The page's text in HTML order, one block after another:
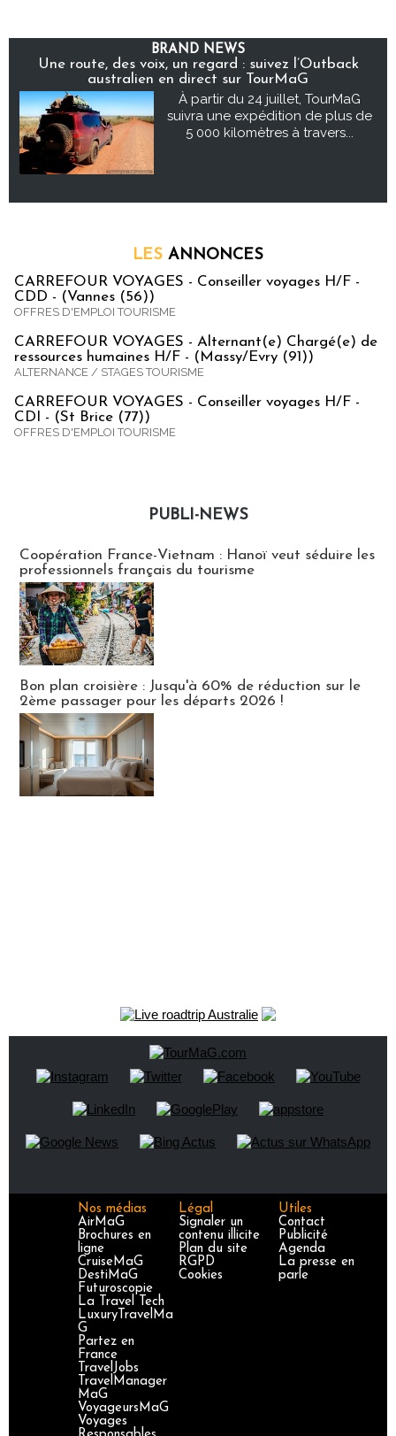
BRAND NEWS
Une route, des voix, un regard : suivez l’Outback
australien en direct sur TourMaG
À partir du 24 juillet, TourMaG
suivra une expédition de plus de
5 000 kilomètres à travers...
LES ANNONCES
CARREFOUR VOYAGES - Conseiller voyages H/F -
CDD - (Vannes (56))
OFFRES D'EMPLOI TOURISME
CARREFOUR VOYAGES - Alternant(e) Chargé(e) de
ressources humaines H/F - (Massy/Evry (91))
ALTERNANCE / STAGES TOURISME
CARREFOUR VOYAGES - Conseiller voyages H/F -
CDI - (St Brice (77))
OFFRES D'EMPLOI TOURISME
PUBLI-NEWS
Coopération France-Vietnam : Hanoï veut séduire les
professionnels français du tourisme
Bon plan croisière : Jusqu'à 60% de réduction sur le
2ème passager pour les départs 2026 !
Nos médias
AirMaG
Brochures en
ligne
CruiseMaG
DestiMaG
Futuroscopie
La Travel Tech
LuxuryTravelMa
G
Partez en
France
TravelJobs
TravelManager
MaG
VoyageursMaG
Voyages
Légal
Signaler un
contenu illicite
Plan du site
RGPD
Cookies
Utiles
Contact
Publicité
Agenda
La presse en
parle